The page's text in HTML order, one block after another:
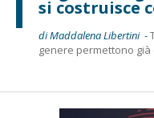
si costruisce
di Maddalena Libertini -
genere permettono